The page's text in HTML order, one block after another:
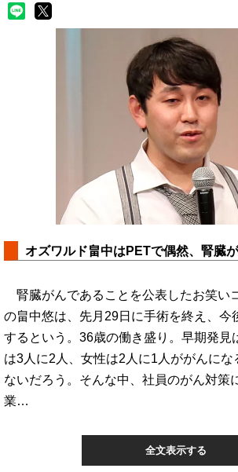
オズワルド畠中はPETで偶然、腎臓
腎臓がんであることを公表したお笑い
の畠中悠は、先月29日に手術を終え、今
するという。36歳の働き盛り。早期発見
は3人に2人、女性は2人に1人ががんにな
ないだろう。そんな中、社員のがん対策
業…
全文表示する